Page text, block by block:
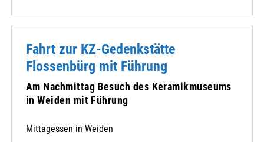
Fahrt zur KZ-Gedenkstätte
Flossenbürg mit Führung
Am Nachmittag Besuch des Keramikmuseums
in Weiden mit Führung
Mittagessen in Weiden